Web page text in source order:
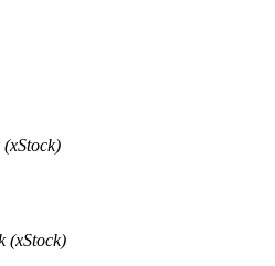
zysk i elastyczne zainteresowania
(xStock)
(xStock)